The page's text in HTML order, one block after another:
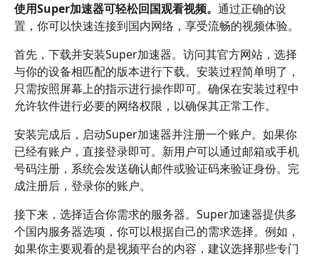
使用Super加速器可轻松回国观看视频。 通过正确的设
置，你可以快速连接到国内网络，享受流畅的视频体验。
首先，下载并安装Super加速器。访问其官方网站，选择
与你的设备相匹配的版本进行下载。安装过程简单明了，
只需按照屏幕上的指示进行操作即可。确保在安装过程中
允许软件进行必要的网络权限，以确保其正常工作。
安装完成后，启动Super加速器并注册一个账户。如果你
已经有账户，直接登录即可。新用户可以通过邮箱或手机
号码注册，系统会发送确认邮件或验证码来验证身份。完
成注册后，登录你的账户。
接下来，选择适合你需求的服务器。Super加速器提供多
个国内服务器选项，你可以根据自己的需求选择。例如，
如果你主要观看的是视频平台的内容，建议选择那些专门